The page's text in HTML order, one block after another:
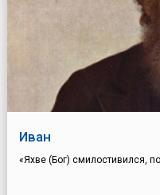
Иван
«Яхве (Бог) смилостивился,